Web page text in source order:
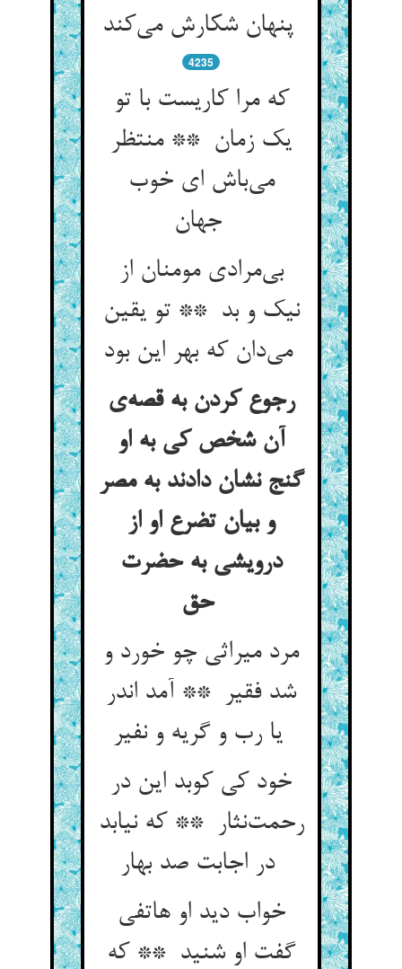
پنهان شکارش می‌کند
4235
که مرا کاریست با تو
یک زمان ** منتظر
می‌باش ای خوب
جهان
بی‌مرادی مومنان از
نیک و بد ** تو یقین
می‌دان که بهر این بود
رجوع کردن به قصه‌ی
آن شخص کی به او
گنج نشان دادند به مصر
و بیان تضرع او از
درویشی به حضرت
حق
مرد میراثی چو خورد و
شد فقیر ** آمد اندر
یا رب و گریه و نفیر
خود کی کوبد این در
رحمت‌نثار ** که نیابد
در اجابت صد بهار
خواب دید او هاتفی
گفت او شنید ** که